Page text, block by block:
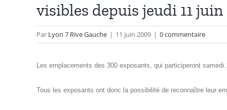
visibles depuis jeudi 11 juin
Par Lyon 7 Rive Gauche | 11 juin 2009 | 0 commentaire
Les emplacements des 300 exposants, qui participeront
Tous les exposants ont donc la possibilité de reconnaître leur